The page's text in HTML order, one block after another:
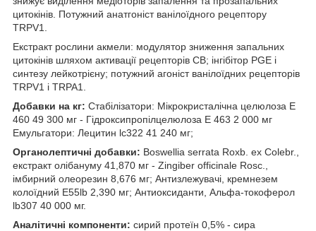
цитокінів. Потужний анатгоніст ванілоїдного рецептору
TRPV1.
Екстракт рослини акмели: модулятор зниження запальних
цитокінів шляхом активації рецепторів CВ; інгібітор PGE і
синтезу лейкотрієну; потужний агоніст ванілоїдних рецепторів
TRPV1 і TRPA1.
Добавки на кг: Стабілізатори: Мікрокристалічна целюлоза E
460 49 300 мг - Гідроксипропілцелюлоза E 463 2 000 мг
Емульгатори: Лецитин lc322 41 240 мг;
Органолептичні добавки: Boswellia serrata Roxb. ex Colebr.,
екстракт олібануму 41,870 мг - Zingiber officinale Rosc.,
імбирний олеорезин 8,676 мг; Антизлежувачі, кремнезем
колоїдний E55lb 2,390 мг; Антиоксиданти, Альфа-токоферол
lb307 40 000 мг.
Аналітичні компоненти: сирий протеїн 0,5% - сира